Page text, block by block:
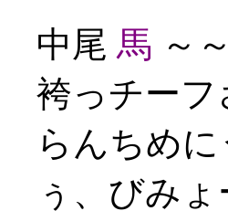
中尾 馬 ～
袴っチーフ
らんちめ
ぅ、びみ